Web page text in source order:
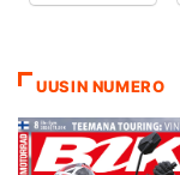
UUSIN NUMERO